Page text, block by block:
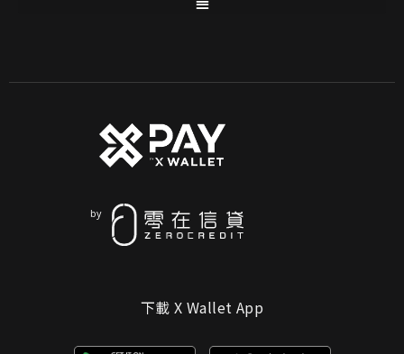
下載 X Wallet App